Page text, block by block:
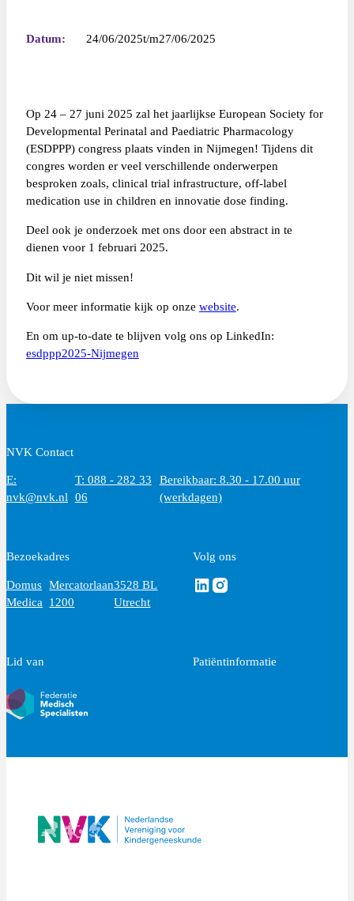
Datum: 24/06/2025 27/06/2025
Op 24 – 27 juni 2025 zal het jaarlijkse European Society for
Developmental Perinatal and Paediatric Pharmacology
(ESDPPP) congress plaats vinden in Nijmegen! Tijdens dit
congres worden er veel verschillende onderwerpen
besproken zoals, clinical trial infrastructure, off-label
medication use in children en innovatie dose finding.
Deel ook je onderzoek met ons door een abstract in te
dienen voor 1 februari 2025.
Dit wil je niet missen!
Voor meer informatie kijk op onze website.
En om up-to-date te blijven volg ons op LinkedIn:
esdppp2025-Nijmegen
NVK Contact
E:
nvk@nvk.nl
T: 088 - 282 33
06
Bereikbaar: 8.30 - 17.00 uur
(werkdagen)
Bezoekadres
Domus
Medica
Mercatorlaan
1200
3528 BL
Utrecht
Volg ons
Volg ons via Linkedin
Volg ons via Instagram
Lid van Patiëntinformatie